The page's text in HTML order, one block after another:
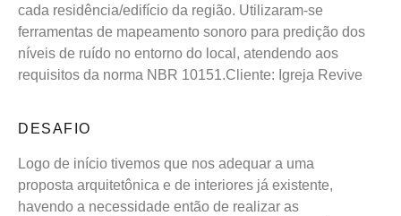
cada residência/edifício da região. Utilizaram-se
ferramentas de mapeamento sonoro para predição dos
níveis de ruído no entorno do local, atendendo aos
requisitos da norma NBR 10151.Cliente: Igreja Revive
DESAFIO
Logo de início tivemos que nos adequar a uma
proposta arquitetônica e de interiores já existente,
havendo a necessidade então de realizar as